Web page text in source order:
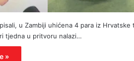
u Zambiji uhićena 4 para iz Hrvatske
tjedna u pritvoru nalazi…
»